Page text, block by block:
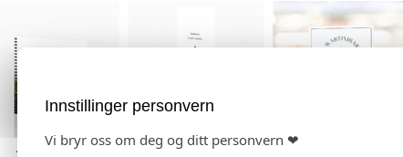
Innstillinger personvern
Vi bryr oss om deg og ditt personvern ❤